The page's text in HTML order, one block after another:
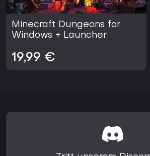
Minecraft Dungeons for
Windows + Launcher
19,99 €